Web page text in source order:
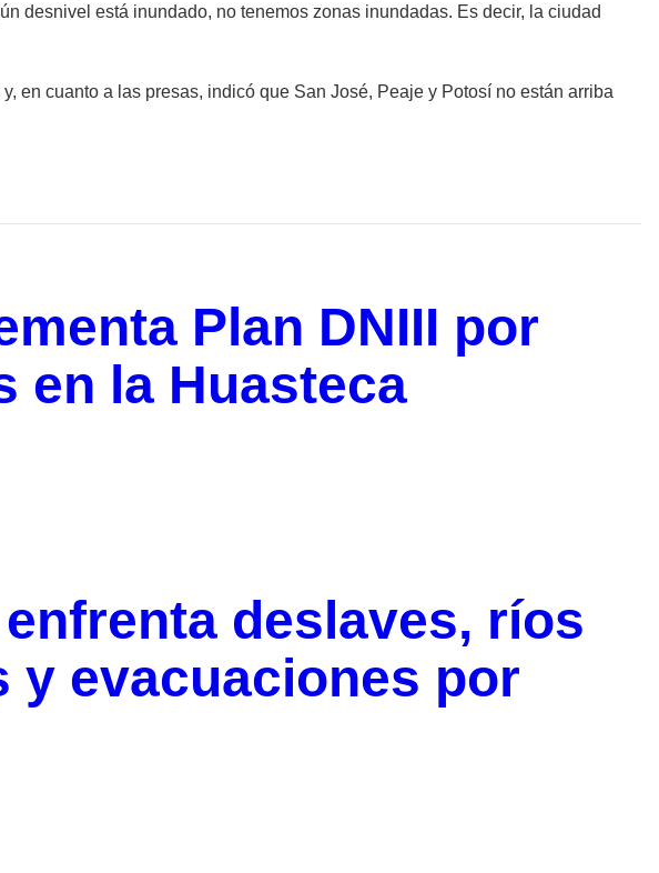
desnivel está inundado, no tenemos zonas inundadas. Es decir, la ciudad
en cuanto a las presas, indicó que San José, Peaje y Potosí no están arriba
Plan DNIII por
en la Huasteca
deslaves, ríos
y evacuaciones por